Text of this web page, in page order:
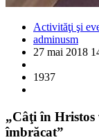
Activităţi şi
adminusm
27 mai 2018
1937
„Câţi în Hristos
îmbrăcat”